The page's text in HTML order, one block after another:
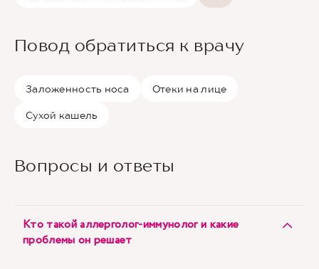
Повод обратиться к врачу
Заложенность носа Отеки на лице
Сухой кашель
Вопросы и ответы
Кто такой аллерголог-иммунолог и какие
проблемы он решает